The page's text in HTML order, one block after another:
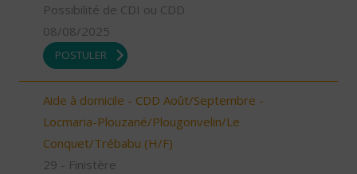
Possibilité de CDI ou CDD
08/08/2025
POSTULER
Aide à domicile - CDD Août/Septembre -
Locmaria-Plouzané/Plougonvelin/Le
Conquet/Trébabu (H/F)
29 - Finistère